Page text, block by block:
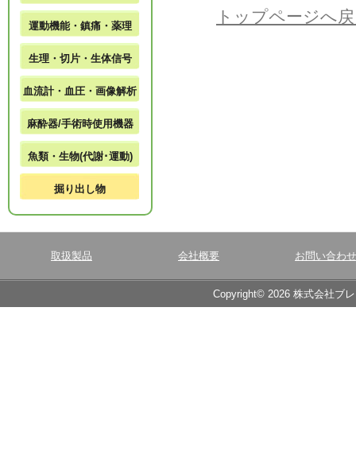
トップページへ
運動機能・鎮痛・薬理
生理・切片・生体信号
血流計・血圧・画像解析
麻酔器/手術時使用機器
魚類・生物(代謝･運動)
掘り出し物
取扱製品 会社概要 お問い合わせ
Copyright© 2026 株式会社ブ